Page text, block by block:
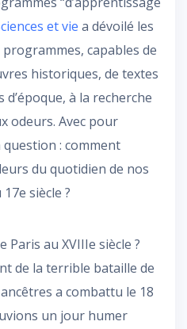
et vie a dévoilé les
capables de
historiques, de textes
à la recherche
odeurs. Avec pour
: comment
du quotidien de nos
siècle ?
Paris au XVIIIe siècle ?
de la terrible bataille de
a combattu le 18
un jour humer